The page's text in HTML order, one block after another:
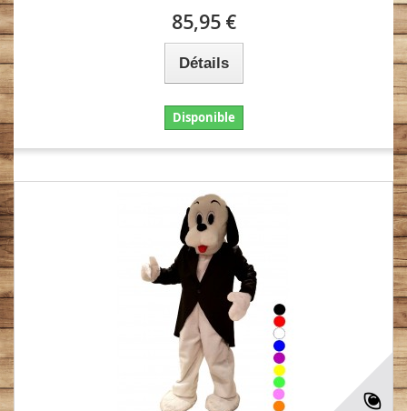
85,95 €
Détails
Disponible